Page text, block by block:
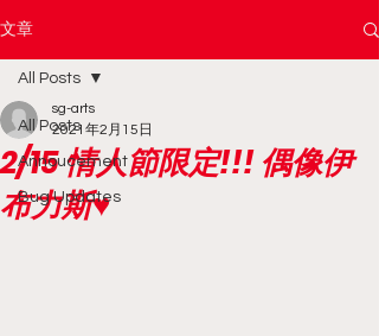
文章
All Posts
Annoucement
Bug Updates
All Posts
2/15 情人節限定!!! 偶像伊
布力斯♥
sg-arts
2021年2月15日